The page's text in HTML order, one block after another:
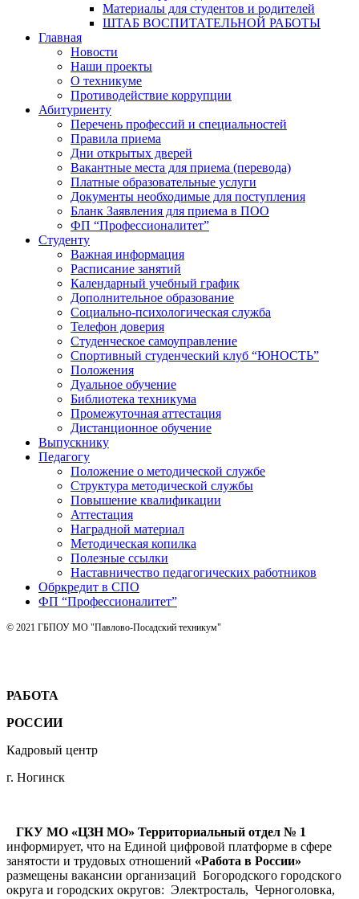
Материалы для студентов и родителей
ШТАБ ВОСПИТАТЕЛЬНОЙ РАБОТЫ
Главная
Новости
Наши проекты
О техникуме
Противодействие коррупции
Абитуриенту
Перечень профессий и специальностей
Правила приема
Дни открытых дверей
Вакантные места для приема (перевода)
Платные образовательные услуги
Документы необходимые для поступления
Бланк Заявления для приема в ПОО
ФП “Профессионалитет”
Студенту
Важная информация
Расписание занятий
Календарный учебный график
Дополнительное образование
Социально-психологическая служба
Телефон доверия
Студенческое самоуправление
Спортивный студенческий клуб “ЮНОСТЬ”
Положения
Дуальное обучение
Библиотека техникума
Промежуточная аттестация
Дистанционное обучение
Выпускнику
Педагогу
Положение о методической службе
Структура методической службы
Повышение квалификации
Аттестация
Наградной материал
Методическая копилка
Полезные ссылки
Наставничество педагогических работников
Обркредит в СПО
ФП “Профессионалитет”
© 2021 ГБПОУ МО "Павлово-Посадский техникум"
РАБОТА
РОССИИ
Кадровый центр
г. Ногинск
ГКУ МО «ЦЗН МО» Территориальный отдел № 1
информирует, что на Единой цифровой платформе в сфере
занятости и трудовых отношений «Работа в России»
размещены вакансии организаций Богородского городского
округа и городских округов: Электросталь, Черноголовка,